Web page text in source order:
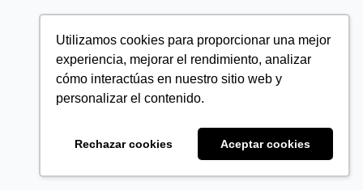
Utilizamos cookies para proporcionar una mejor
experiencia, mejorar el rendimiento, analizar
cómo interactúas en nuestro sitio web y
personalizar el contenido.
Rechazar cookies Aceptar cookies